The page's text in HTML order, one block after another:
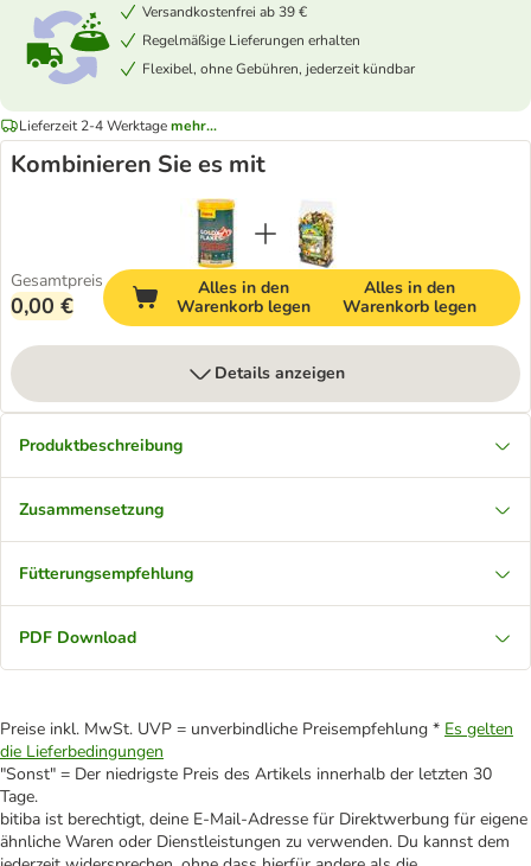
Versandkostenfrei ab 39 €
Regelmäßige Lieferungen erhalten
Flexibel, ohne Gebühren, jederzeit kündbar
Lieferzeit 2-4 Werktagemehr...
Kombinieren Sie es mit
Gesamtpreis
0,00 €
Alles in den
Warenkorb legen
Alles in den
Warenkorb legen
Details anzeigen
Produktbeschreibung
Zusammensetzung
Fütterungsempfehlung
PDF Download
Preise inkl. MwSt. UVP = unverbindliche Preisempfehlung * Es gelten
die Lieferbedingungen
"Sonst" = Der niedrigste Preis des Artikels innerhalb der letzten 30
Tage.
bitiba ist berechtigt, deine E-Mail-Adresse für Direktwerbung für eigene
ähnliche Waren oder Dienstleistungen zu verwenden. Du kannst dem